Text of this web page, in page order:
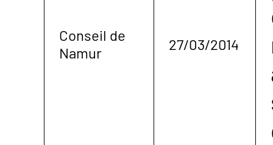
Conseil de
Namur
27/03/2014